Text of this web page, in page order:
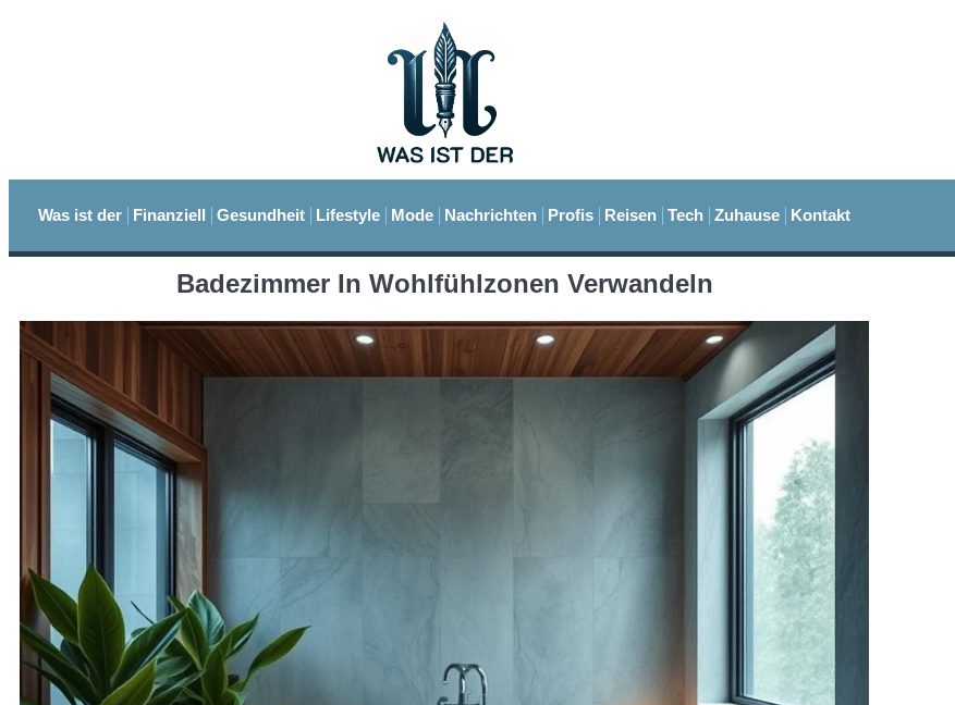
Was ist der Finanziell Gesundheit Lifestyle Mode Nachrichten Profis Reisen Tech Zuhause Kontakt
Badezimmer In Wohlfühlzonen Verwandeln